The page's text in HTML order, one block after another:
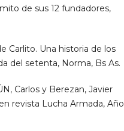
de sus 12 fundadores,
Carlito. Una historia de los
del setenta, Norma, Bs As.
Carlos y Berezan, Javier
revista Lucha Armada, Año